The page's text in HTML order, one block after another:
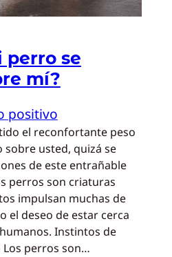
perro se
mí?
positivo
el reconfortante peso
usted, quizá se
de este entrañable
perros son criaturas
impulsan muchas de
el deseo de estar cerca
Instintos de
Los perros son…